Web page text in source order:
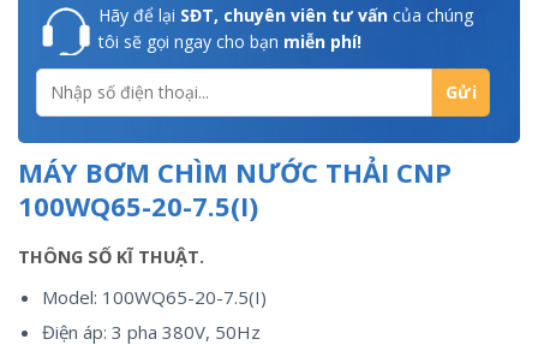
Hãy để lại SĐT, chuyên viên tư vấn của chúng
tôi sẽ gọi ngay cho bạn miễn phí!
MÁY BƠM CHÌM NƯỚC THẢI CNP
100WQ65-20-7.5(I)
THÔNG SỐ KĨ THUẬT.
Model: 100WQ65-20-7.5(I)
Điện áp: 3 pha 380V, 50Hz